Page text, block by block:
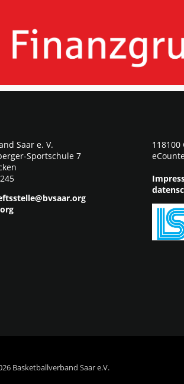
Saar e. V.
Sportschule 7
Basketballverband Saar e.V.